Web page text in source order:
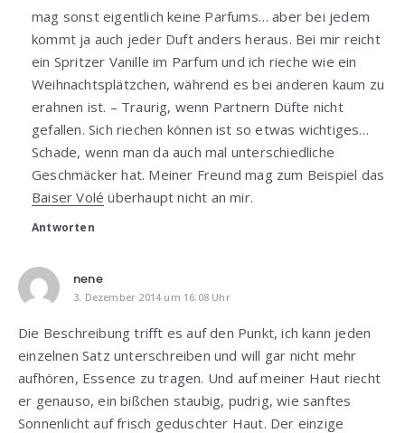
mag sonst eigentlich keine Parfums… aber bei jedem
kommt ja auch jeder Duft anders heraus. Bei mir reicht
ein Spritzer Vanille im Parfum und ich rieche wie ein
Weihnachtsplätzchen, während es bei anderen kaum zu
erahnen ist. – Traurig, wenn Partnern Düfte nicht
gefallen. Sich riechen können ist so etwas wichtiges…
Schade, wenn man da auch mal unterschiedliche
Geschmäcker hat. Meiner Freund mag zum Beispiel das
Baiser Volé überhaupt nicht an mir.
Antworten
nene
3. Dezember 2014 um 16:08 Uhr
Die Beschreibung trifft es auf den Punkt, ich kann jeden
einzelnen Satz unterschreiben und will gar nicht mehr
aufhören, Essence zu tragen. Und auf meiner Haut riecht
er genauso, ein bißchen staubig, pudrig, wie sanftes
Sonnenlicht auf frisch geduschter Haut. Der einzige